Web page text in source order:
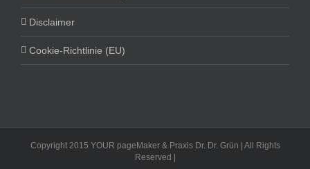
Disclaimer
Cookie-Richtlinie (EU)
Copyright 2015 YOUR pageMaker & Praxis Dr. Dr. Grün | All Rights
Reserved |